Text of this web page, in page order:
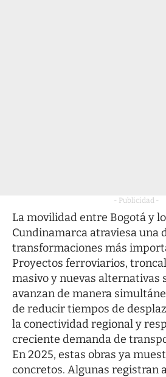
- Publicidad -
La movilidad entre Bogotá y
Cundinamarca atraviesa una
transformaciones más
Proyectos ferroviarios,
masivo y nuevas alternativas
avanzan de manera
de reducir tiempos de
la conectividad regional y
creciente demanda de
En 2025, estas obras ya
concretos. Algunas registran